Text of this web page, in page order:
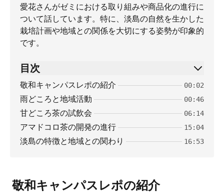
愛花さんがゼミにおける取り組みや商品化の進行に
ついて話しています。特に、淡島の自然を生かした
栽培計画や地域との関係を大切にする姿勢が印象的
です。
目次
敬和キャンパスレポの紹介 00:02
雨どころと地域活動 00:46
甘どころ茶の試飲会 06:14
アマドコロ茶の開発の進行 15:04
淡島の特徴と地域との関わり 16:53
敬和キャンパスレポの紹介